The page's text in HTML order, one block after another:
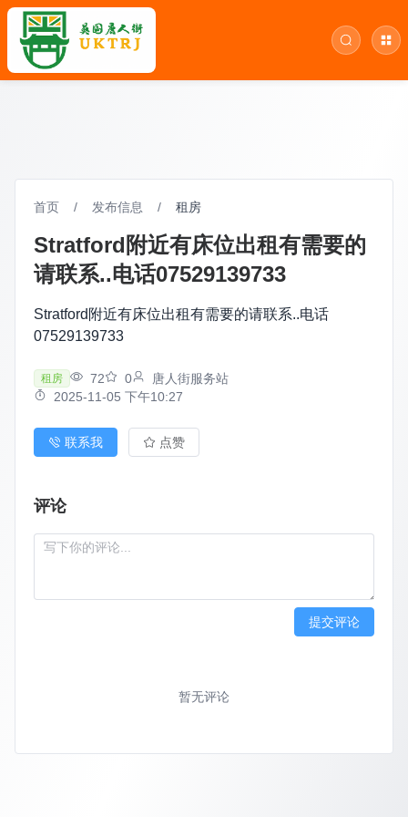
首页 / 发布信息 / 租房
Stratford附近有床位出租有需要的
请联系..电话07529139733
Stratford附近有床位出租有需要的请联系..电话
07529139733
租房 72 0
唐人街服务站
2025-11-05 下午10:27
联系我 点赞
评论
提交评论
暂无评论